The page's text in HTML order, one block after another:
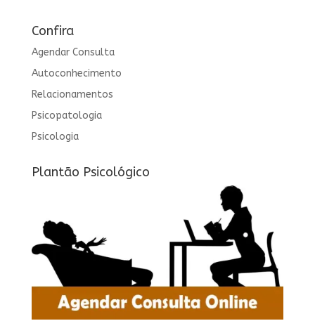
Confira
Agendar Consulta
Autoconhecimento
Relacionamentos
Psicopatologia
Psicologia
Plantão Psicológico